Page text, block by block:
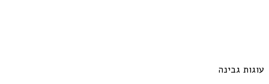
עוגות גבינה